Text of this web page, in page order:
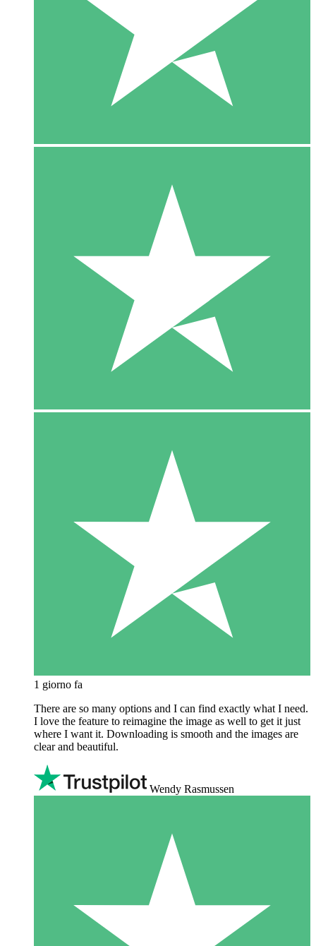
1 giorno fa
There are so many options and I can find exactly what I need.
I love the feature to reimagine the image as well to get it just
where I want it. Downloading is smooth and the images are
clear and beautiful.
Wendy Rasmussen